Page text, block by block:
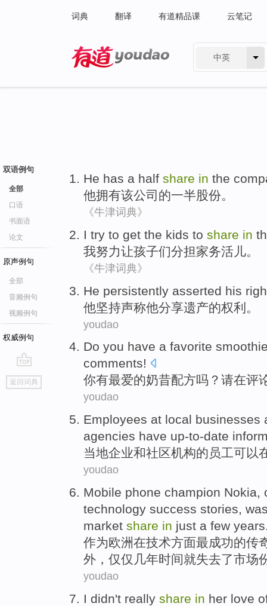
词典 翻译 有道精品课 云笔记
中英
双语例句
全部
口语
书面语
论文
原声例句
全部
音频例句
视频例句
权威例句
go
top
返回词典
He has a half share in the
他拥有该公司 的一半股份。
《牛津词典》
I try to get the kids to share in
我努力让孩子们分担家务活儿。
《牛津词典》
He persistently asserted his
他坚持声称他分享遗产的权利 。
youdao
Do you have a favorite
comments!
你有最爱的奶昔配方吗？ 请在评
youdao
Employees at local businesses
agencies have up-to-date
当地企业和社区机构的 员工可以
youdao
Mobile phone champion Nokia,
technology success stories,
market share in just a few years
作为欧洲在技术方面最成功的传
外 ， 仅仅 几年时间就失去了市场
youdao
I didn't really share in her love